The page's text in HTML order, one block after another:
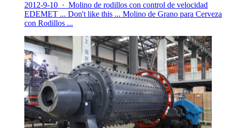
2012-9-10 · Molino de rodillos con control de velocidad
EDEMET ... Don't like this ... Molino de Grano para Cerveza
con Rodillos ...